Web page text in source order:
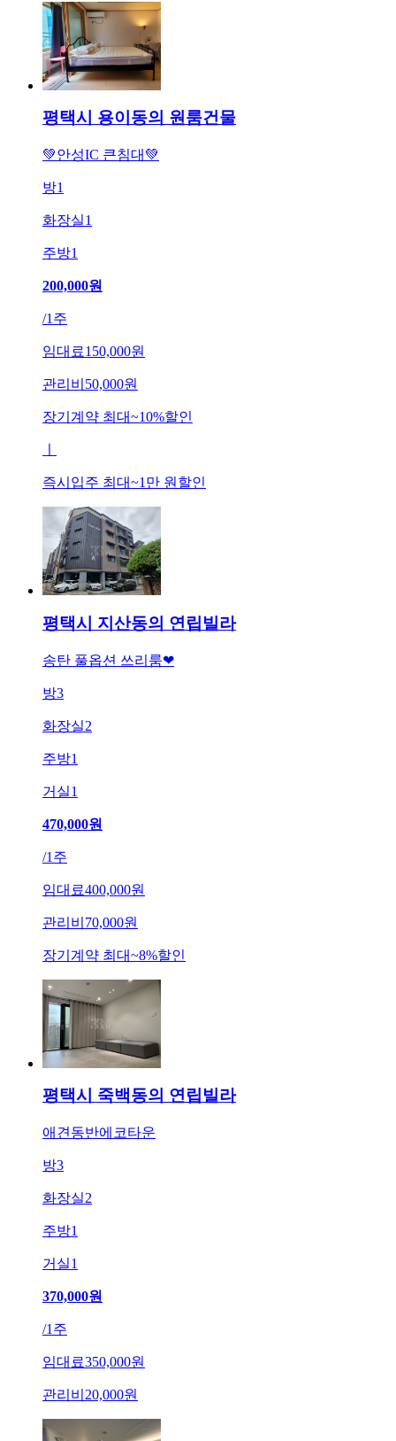
평택시 용이동의 원룸건물
💚안성IC 큰침대💚
방1
화장실1
주방1
200,000원
/1주
임대료150,000원
관리비 50,000원
장기계약 최대~10%할인
즉시입주 최대~1만 원 할인
평택시 지산동의 연립빌라
송탄 풀옵션 쓰리룸❤
방3
화장실2
주방1
거실1
470,000원
/1주
임대료400,000원
관리비 70,000원
장기계약 최대~8%할인
평택시 죽백동의 연립빌라
애견동반에코타운
방3
화장실2
주방1
거실1
370,000원
/1주
임대료350,000원
관리비 20,000원